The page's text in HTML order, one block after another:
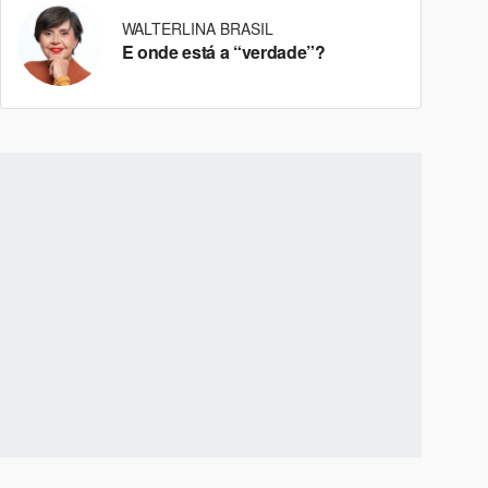
WALTERLINA BRASIL
E onde está a “verdade”?